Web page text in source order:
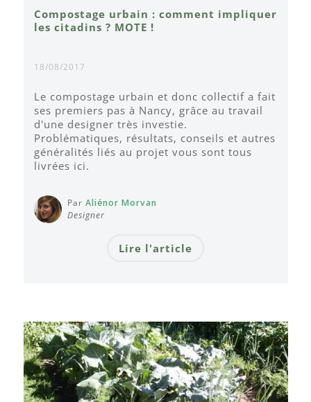
Compostage urbain : comment impliquer
les citadins ? MOTE !
18/08/2017
Le compostage urbain et donc collectif a fait
ses premiers pas à Nancy, grâce au travail
d'une designer très investie.
Problématiques, résultats, conseils et autres
généralités liés au projet vous sont tous
livrées ici.
Par Aliénor Morvan
Designer
Lire l'article